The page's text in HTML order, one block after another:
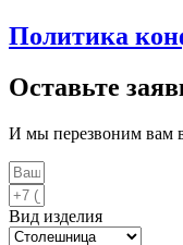
Политика
Оставьте
И мы перезвоним вам
Вид изделия